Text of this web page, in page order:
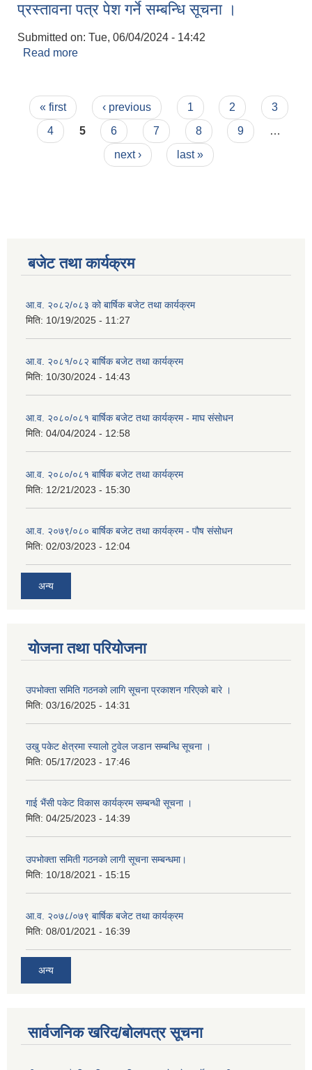
प्रस्तावना पत्र पेश गर्ने सम्बन्धि सूचना ।
Submitted on: Tue, 06/04/2024 - 14:42
Read more
Pages
« first ‹ previous 1 2
3
4
5 6 7 8 9
…
next ›
last »
बजेट तथा कार्यक्रम
आ.व. २०८२/०८३ को बार्षिक बजेट तथा कार्यक्रम
मिति: 10/19/2025 - 11:27
आ.व. २०८१/०८२ बार्षिक बजेट तथा कार्यक्रम
मिति: 10/30/2024 - 14:43
आ.व. २०८०/०८१ बार्षिक बजेट तथा कार्यक्रम - माघ संसोधन
मिति: 04/04/2024 - 12:58
आ.व. २०८०/०८१ बार्षिक बजेट तथा कार्यक्रम
मिति: 12/21/2023 - 15:30
आ.व. २०७९/०८० बार्षिक बजेट तथा कार्यक्रम - पौष संसोधन
मिति: 02/03/2023 - 12:04
अन्य
योजना तथा परियोजना
उपभोक्ता समिति गठनको लागि सूचना प्रकाशन गरिएको बारे ।
मिति: 03/16/2025 - 14:31
उखु पकेट क्षेत्रमा स्यालो टुवेल जडान सम्बन्धि सूचना ।
मिति: 05/17/2023 - 17:46
गाई भैंसी पकेट विकास कार्यक्रम सम्बन्धी सूचना ।
मिति: 04/25/2023 - 14:39
उपभोक्ता समिती गठनको लागी सूचना सम्बन्धमा।
मिति: 10/18/2021 - 15:15
आ.व. २०७८/०७९ बार्षिक बजेट तथा कार्यक्रम
मिति: 08/01/2021 - 16:39
अन्य
सार्वजनिक खरिद/बोलपत्र सूचना